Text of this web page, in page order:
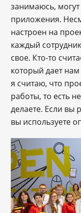
занимаюсь,
приложения.
настроен на
каждый
свое. Кто-то
который дает
я считаю, что
работы, то есть
делаете. Если вы
вы используете